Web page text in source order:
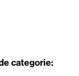
categorie: